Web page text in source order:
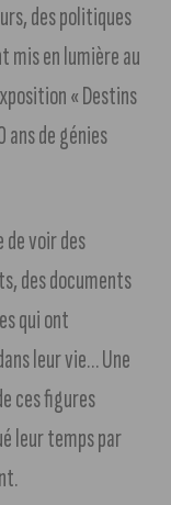
des politiques
mis en lumière au
« Destins
de génies
de voir des
des documents
qui ont
leur vie… Une
ces figures
leur temps par